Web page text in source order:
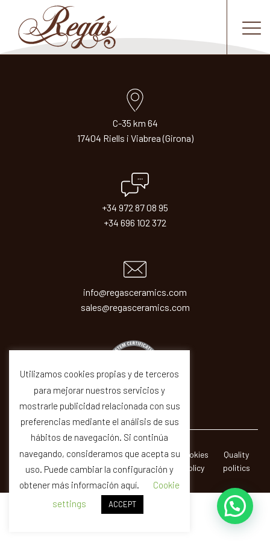
C-35 km 64
17404 Riells i Viabrea (Girona)
+34 972 87 08 95
+34 696 102 372
info@regasceramics.com
sales@regasceramics.com
© REGAS ·
CERAMICAS SIR SA
Legal
Notice
Privacity
Policy
Cookies
Policy
Quality
politics
Utilizamos cookies propias y de terceros
para mejorar nuestros servicios y
mostrarle publicidad relacionada con sus
preferencias mediante el análisis de sus
hábitos de navegación. Si continúa
navegando, consideramos que acepta su
uso. Puede cambiar la configuración y
obtener más información aquí.
Cookie
settings
ACCEPT